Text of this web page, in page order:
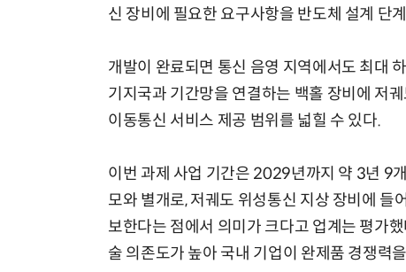
신 장비에 필요한 요구사항을 반도체 설계 단
개발이 완료되면 통신 음영 지역에서도 최대
기지국과 기간망을 연결하는 백홀 장비에 저
이동통신 서비스 제공 범위를 넓힐 수 있다.
이번 과제 사업 기간은 2029년까지 약 3년 9
모와 별개로, 저궤도 위성통신 지상 장비에 들
보한다는 점에서 의미가 크다고 업계는 평가
술 의존도가 높아 국내 기업이 완제품 경쟁력